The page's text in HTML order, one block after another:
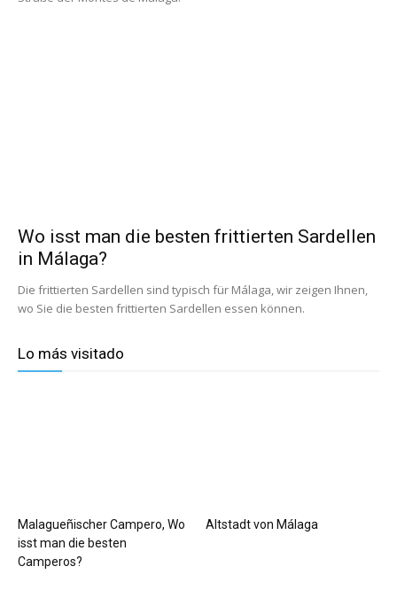
Wo isst man die besten frittierten Sardellen
in Málaga?
Die frittierten Sardellen sind typisch für Málaga, wir zeigen Ihnen,
wo Sie die besten frittierten Sardellen essen können.
Lo más visitado
Malagueñischer Campero, Wo
isst man die besten
Camperos?
Altstadt von Málaga